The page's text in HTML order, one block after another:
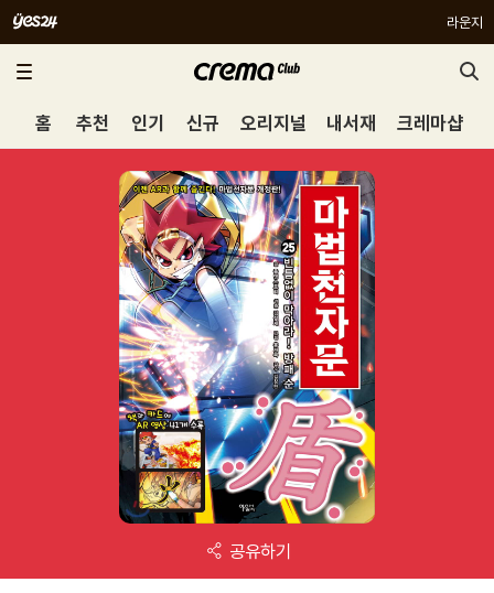
라운지
홈 추천 인기 신규 오리지널 내서재 크레마샵
공유하기